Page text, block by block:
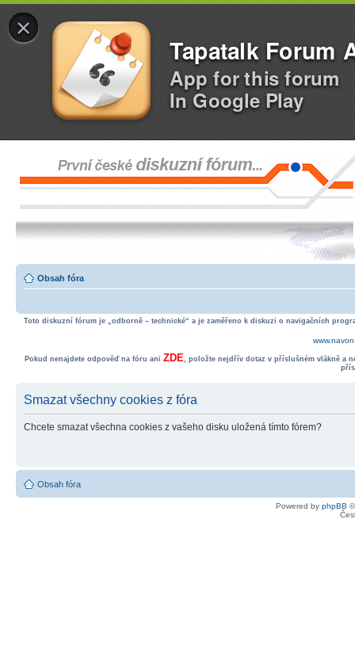
×
Tapatalk Forum
App for this forum
In Google Play
Obsah fóra
Toto diskuzní fórum je „odborně – technické“ a je zaměřeno k diskuzi o navigačních
Pokud nenajdete odpověď na fóru ani ZDE, položte nejdřív dotaz v příslušném vlákně a
Smazat všechny cookies z fóra
Chcete smazat všechna cookies z vašeho disku uložená tímto fórem?
Obsah fóra
Powered by phpBB